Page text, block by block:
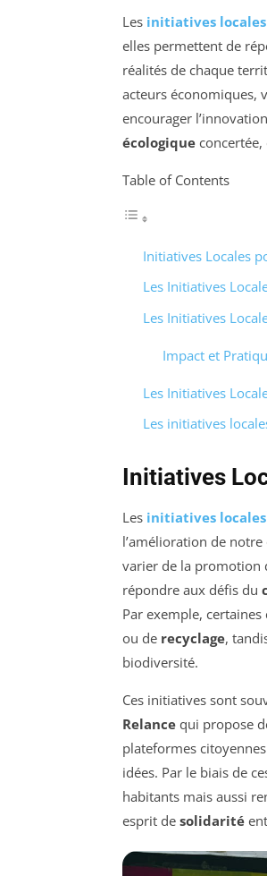
Les initiatives locales
elles permettent de
réalités de chaque
acteurs économiques,
encourager
écologique
Table of Contents
Initiatives Locales
Les Initiatives
Les Initiatives
Impact et
Les Initiatives
Les initiatives
Initiatives
Les initiatives locales
l’amélioration de
varier de la promotion
répondre aux défis du
Par exemple,
ou de recyclage,
biodiversité.
Ces initiatives sont
Relance qui propose
plateformes
idées. Par le biais de
habitants mais aussi
esprit de solidarité